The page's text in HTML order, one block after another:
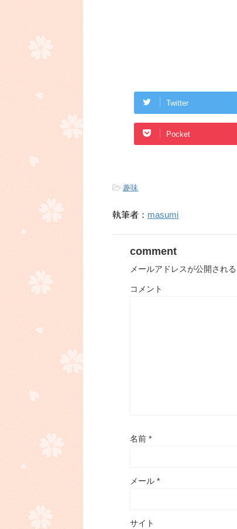
Twitter
Pocket
-趣味
執筆者： masumi
comment
メールアドレスが公開され
コメント
名前 *
メール *
サイト